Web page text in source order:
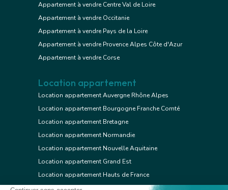
Appartement à vendre Centre Val de Loire
Appartement à vendre Occitanie
Appartement à vendre Pays de la Loire
Appartement à vendre Provence Alpes Côte d'Azur
Appartement à vendre Corse
Location appartement
Location appartement Auvergne Rhône Alpes
Location appartement Bourgogne Franche Comté
Location appartement Bretagne
Location appartement Normandie
Location appartement Nouvelle Aquitaine
Location appartement Grand Est
Location appartement Hauts de France
Location appartement Ile de France